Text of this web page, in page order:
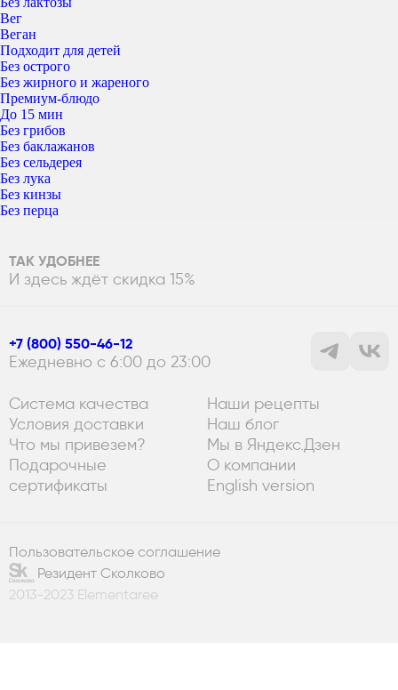
Вег
Веган
Подходит для детей
Без острого
Без жирного и жареного
Премиум-блюдо
До 15 мин
Без грибов
Без баклажанов
Без сельдерея
Без лука
Без кинзы
Без перца
ТАК УДОБНЕЕ
И здесь ждёт скидка 15%
+7 (800) 550-46-12
Ежедневно с 6:00 до 23:00
Система качества
Условия доставки
Что мы привезем?
Подарочные
сертификаты
Наши рецепты
Наш блог
Мы в Яндекс.Дзен
О компании
English version
Пользовательское соглашение
Резидент Сколково
2013-2023 Elementaree